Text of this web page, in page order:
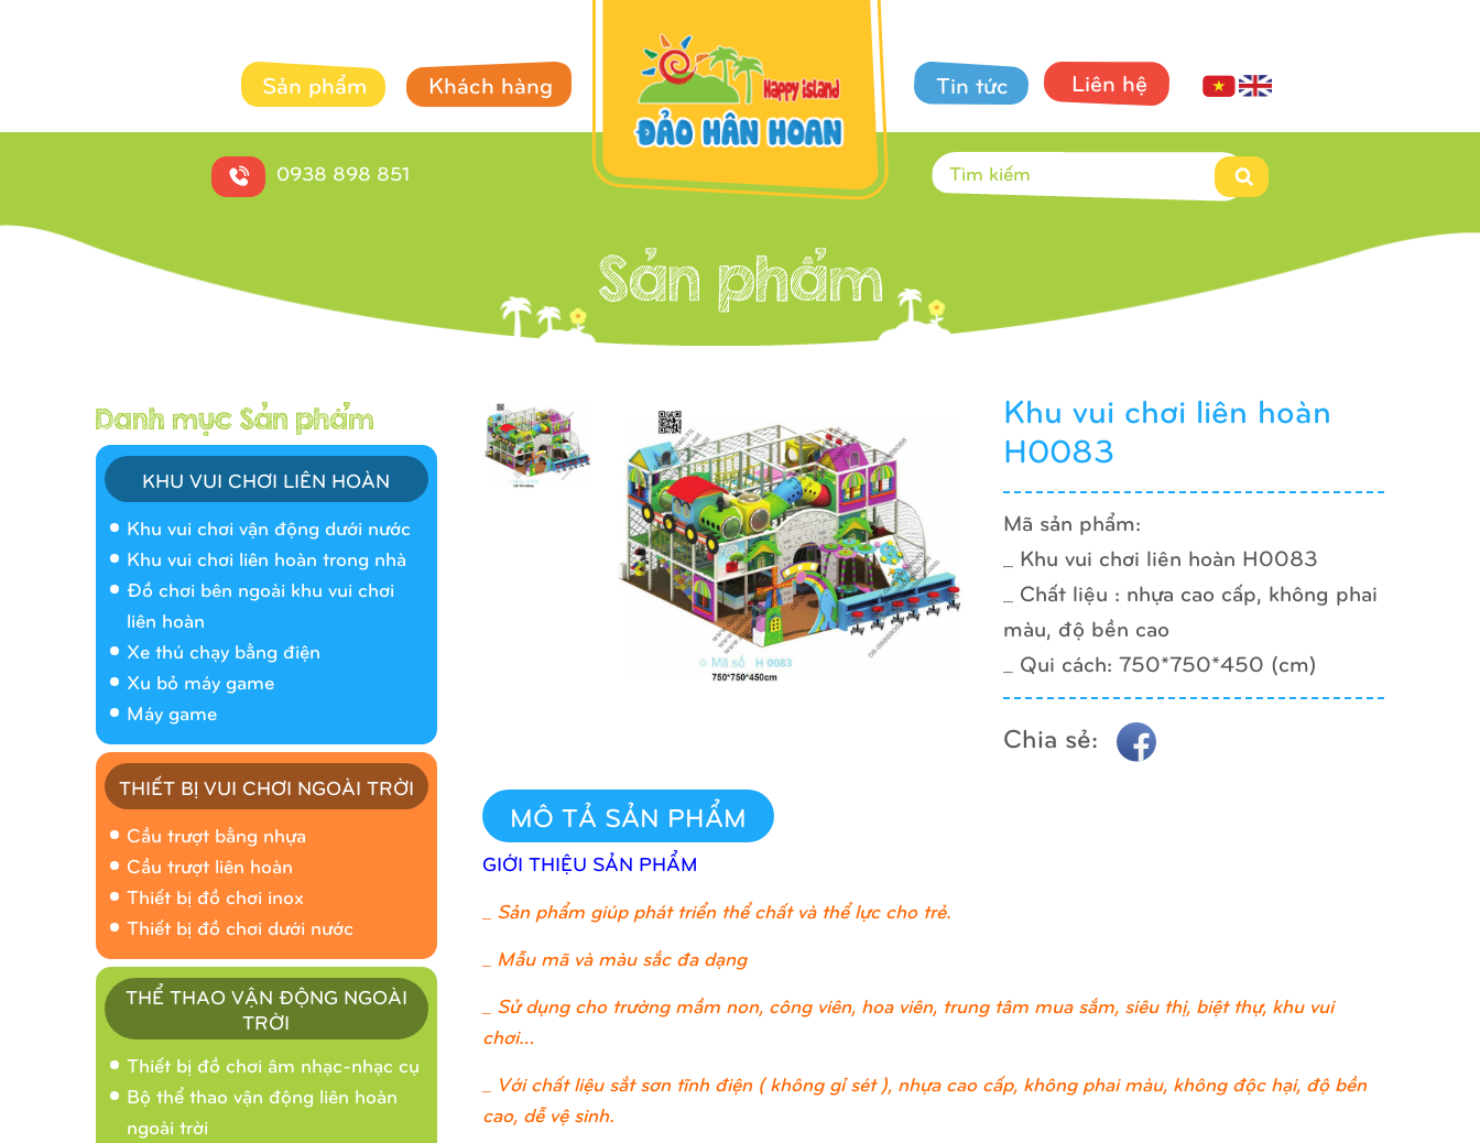
Sản phẩm Khách hàng Tin tức Liên hệ
0938 898 851
KHU VUI CHƠI LIÊN HOÀN
Khu vui chơi vận động dưới nước
Khu vui chơi liên hoàn trong nhà
Đồ chơi bên ngoài khu vui chơi
liên hoàn
Xe thú chạy bằng điện
Xu bỏ máy game
Máy game
THIẾT BỊ VUI CHƠI NGOÀI TRỜI
Cầu trượt bằng nhựa
Cầu trượt liên hoàn
Thiết bị đồ chơi inox
Thiết bị đồ chơi dưới nước
THỂ THAO VẬN ĐỘNG NGOÀI
TRỜI
Thiết bị đồ chơi âm nhạc-nhạc cụ
Bộ thể thao vận động liên hoàn
ngoài trời
Khu vui chơi liên hoàn
H0083
Mã sản phẩm:
_ Khu vui chơi liên hoàn H0083
_ Chất liệu : nhựa cao cấp, không phai
màu, độ bền cao
_ Qui cách: 750*750*450 (cm)
Chia sẻ:
MÔ TẢ SẢN PHẨM
GIỚI THIỆU SẢN PHẨM
Sản phẩm giúp phát triển thể chất và thể lực cho trẻ.
_ Mẫu mã và màu sắc đa dạng
_ Sử dụng cho trường mầm non, công viên, hoa viên, trung tâm mua sắm, siêu thị, biệt thự, khu vui
chơi…
_ Với chất liệu sắt sơn tĩnh điện ( không gỉ sét ), nhựa cao cấp, không phai màu, không độc hại, độ bền
cao, dễ vệ sinh.